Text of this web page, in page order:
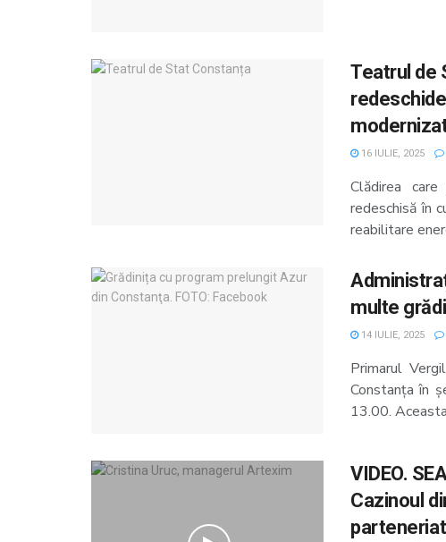
Teatrul de
16 IULIE, 2025
Clădirea
redeschisă în
reabilitare
multe
14 IULIE, 2025
Primarul
Constanţa în
13.00.
VIDEO.
Cazinoul